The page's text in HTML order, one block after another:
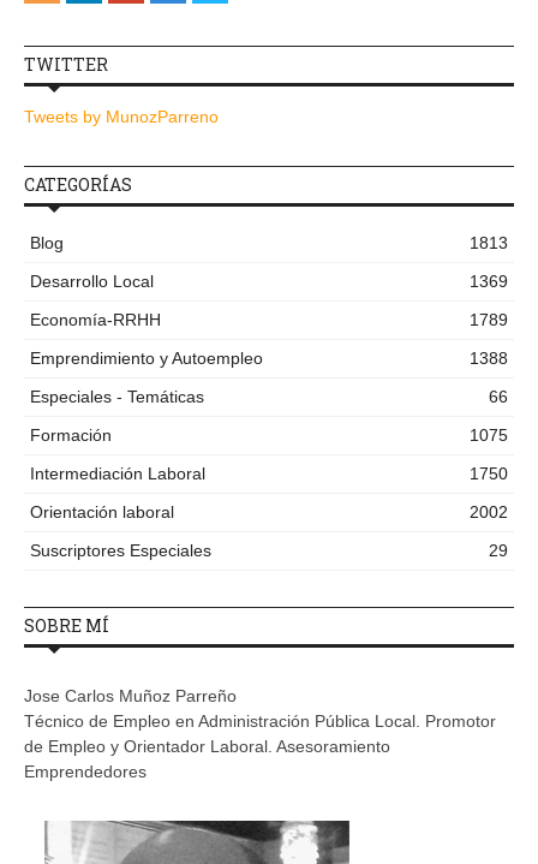
TWITTER
Tweets by MunozParreno
CATEGORÍAS
Blog
1813
Desarrollo Local
1369
Economía-RRHH
1789
Emprendimiento y Autoempleo
1388
Especiales - Temáticas
66
Formación
1075
Intermediación Laboral
1750
Orientación laboral
2002
Suscriptores Especiales
29
SOBRE MÍ
Jose Carlos Muñoz Parreño
Técnico de Empleo en Administración Pública Local. Promotor
de Empleo y Orientador Laboral. Asesoramiento
Emprendedores